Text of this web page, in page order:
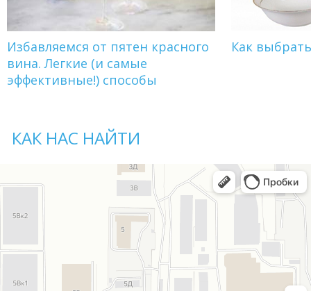
Избавляемся от пятен красного
вина. Легкие (и самые
эффективные!) способы
Как
КАК НАС НАЙТИ